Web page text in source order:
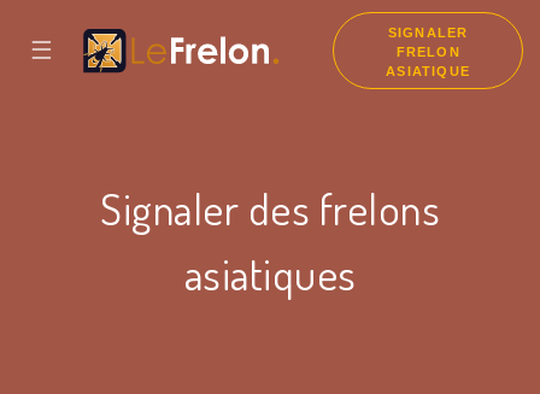
☰
SIGNALER
FRELON
ASIATIQUE
Signaler des frelons
asiatiques